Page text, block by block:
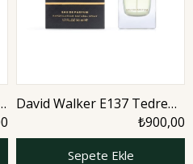
David Walker E137 Tedrew
50 ml Erkek Parfüm |
Woody
₺900,00
Sepete Ekle